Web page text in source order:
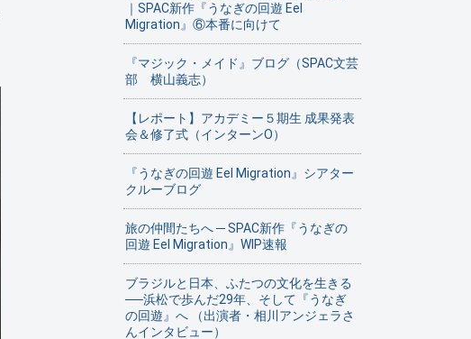
｜SPAC新作『うなぎの回遊 Eel
Migration』⑥本番に向けて
『マジック・メイド』ブログ（SPAC文芸
部 横山義志）
【レポート】アカデミー５期生 成果発表
会＆修了式（インターンO）
『うなぎの回遊 Eel Migration』シアター
クルーブログ
旅の仲間たちへ ─ SPAC新作『うなぎの
回遊 Eel Migration』WIP速報
ブラジルと日本、ふたつの文化を生きる
──浜松で歩んだ29年、そして『うなぎ
の回遊』へ （出演者・相川アンジェラさ
んインタビュー）